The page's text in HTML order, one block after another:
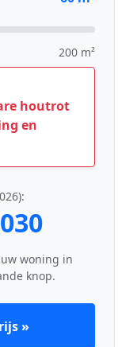
200 m²
houtrot
en
woning in
knop.
»